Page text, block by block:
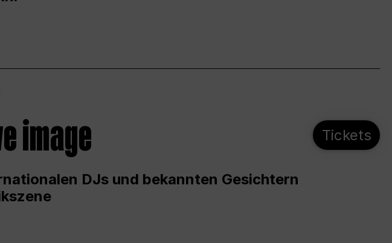
image
DJs und bekannten Gesichtern
Tickets